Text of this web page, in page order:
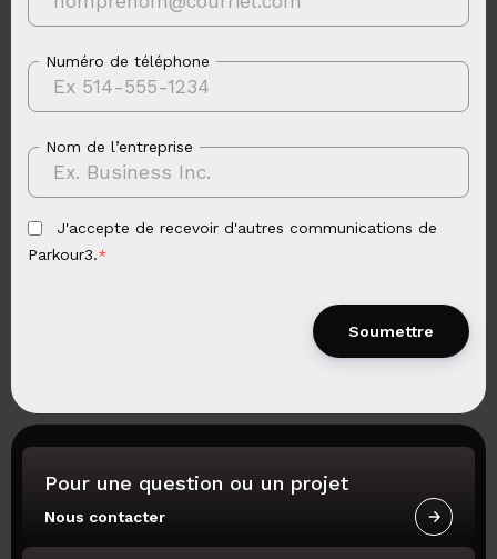
Numéro de téléphone
Nom de l’entreprise
J'accepte de recevoir d'autres communications de
Parkour3.*
Pour une question ou un projet
Nous contacter